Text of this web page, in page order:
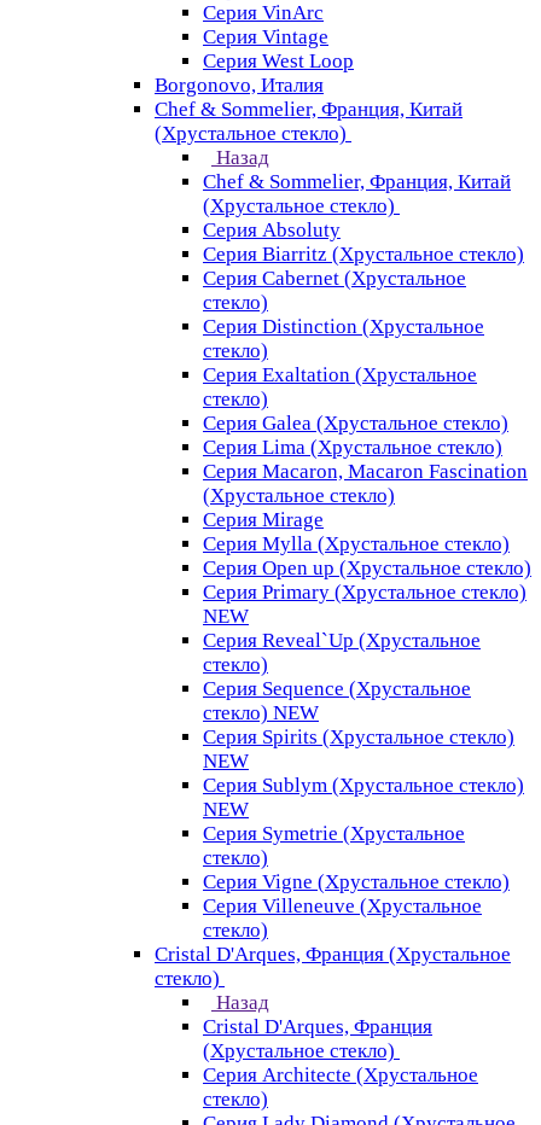
Серия VinArc
Серия Vintage
Серия West Loop
Borgonovo, Италия
Chef & Sommelier, Франция, Китай
(Хрустальное стекло)
Назад
Chef & Sommelier, Франция, Китай
(Хрустальное стекло)
Серия Absoluty
Серия Biarritz (Хрустальное стекло)
Серия Cabernet (Хрустальное
стекло)
Серия Distinction (Хрустальное
стекло)
Серия Exaltation (Хрустальное
стекло)
Серия Galea (Хрустальное стекло)
Серия Lima (Хрустальное стекло)
Серия Macaron, Macaron Fascination
(Хрустальное стекло)
Серия Mirage
Серия Mylla (Хрустальное стекло)
Серия Open up (Хрустальное стекло)
Серия Primary (Хрустальное стекло)
NEW
Серия Reveal`Up (Хрустальное
стекло)
Серия Sequence (Хрустальное
стекло) NEW
Серия Spirits (Хрустальное стекло)
NEW
Серия Sublym (Хрустальное стекло)
NEW
Серия Symetrie (Хрустальное
стекло)
Серия Vigne (Хрустальное стекло)
Серия Villeneuve (Хрустальное
стекло)
Cristal D'Arques, Франция (Хрустальное
стекло)
Назад
Cristal D'Arques, Франция
(Хрустальное стекло)
Серия Architecte (Хрустальное
стекло)